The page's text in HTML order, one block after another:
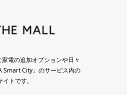
電の追加オプションや日々
Smart City」のサービス内の
トです。